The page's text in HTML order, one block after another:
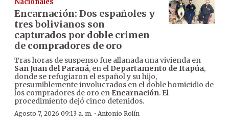
Nacionales
Encarnación: Dos españoles y
tres bolivianos son
capturados por doble crimen
de compradores de oro
Tras horas de suspenso fue allanada una vivienda en
San Juan del Paraná, en el Departamento de Itapúa,
donde se refugiaron el español y su hijo,
presumiblemente involucrados en el doble homicidio de
los compradores de oro en Encarnación. El
procedimiento dejó cinco detenidos.
Agosto 7, 2026 09:13 a. m. · Antonio Rolín